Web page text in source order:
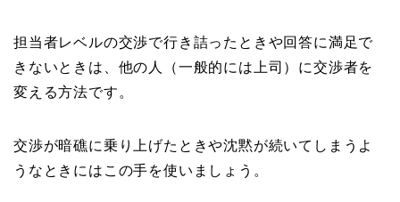
担当者レベルの交渉で行き詰ったときや回答に満足で
きないときは、他の人（一般的には上司）に交渉者を
変える方法です。
交渉が暗礁に乗り上げたときや沈黙が続いてしまうよ
うなときにはこの手を使いましょう。